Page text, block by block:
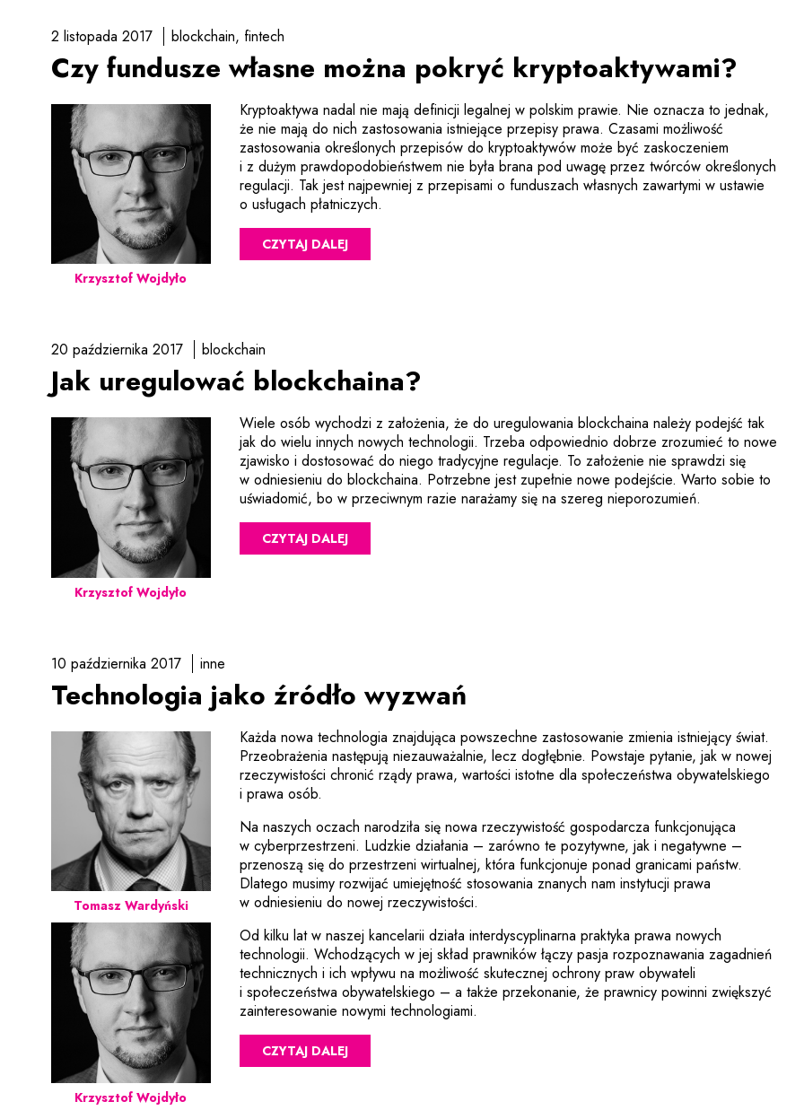
2 listopada 2017 blockchain fintech
Czy fundusze własne można pokryć kryptoaktywami?
Kryptoaktywa nadal nie mają definicji legalnej w polskim prawie. Nie oznacza to jednak,
że nie mają do nich zastosowania istniejące przepisy prawa. Czasami możliwość
zastosowania określonych przepisów do kryptoaktywów może być zaskoczeniem
i z dużym prawdopodobieństwem nie była brana pod uwagę przez twórców określonych
regulacji. Tak jest najpewniej z przepisami o funduszach własnych zawartymi w ustawie
o usługach płatniczych.
CZYTAJ DALEJ
Krzysztof Wojdyło
20 października 2017 blockchain
Jak uregulować blockchaina?
Wiele osób wychodzi z założenia, że do uregulowania blockchaina należy podejść tak
jak do wielu innych nowych technologii. Trzeba odpowiednio dobrze zrozumieć to nowe
zjawisko i dostosować do niego tradycyjne regulacje. To założenie nie sprawdzi się
w odniesieniu do blockchaina. Potrzebne jest zupełnie nowe podejście. Warto sobie to
uświadomić, bo w przeciwnym razie narażamy się na szereg nieporozumień.
CZYTAJ DALEJ
Krzysztof Wojdyło
10 października 2017 inne
Technologia jako źródło wyzwań
Każda nowa technologia znajdująca powszechne zastosowanie zmienia istniejący świat.
Przeobrażenia następują niezauważalnie, lecz dogłębnie. Powstaje pytanie, jak w nowej
rzeczywistości chronić rządy prawa, wartości istotne dla społeczeństwa obywatelskiego
i prawa osób.
Na naszych oczach narodziła się nowa rzeczywistość gospodarcza funkcjonująca
w cyberprzestrzeni. Ludzkie działania – zarówno te pozytywne, jak i negatywne –
przenoszą się do przestrzeni wirtualnej, która funkcjonuje ponad granicami państw.
Dlatego musimy rozwijać umiejętność stosowania znanych nam instytucji prawa
w odniesieniu do nowej rzeczywistości.
Od kilku lat w naszej kancelarii działa interdyscyplinarna praktyka prawa nowych
technologii. Wchodzących w jej skład prawników łączy pasja rozpoznawania zagadnień
technicznych i ich wpływu na możliwość skutecznej ochrony praw obywateli
i społeczeństwa obywatelskiego – a także przekonanie, że prawnicy powinni zwiększyć
zainteresowanie nowymi technologiami.
CZYTAJ DALEJ
Tomasz Wardyński
Krzysztof Wojdyło